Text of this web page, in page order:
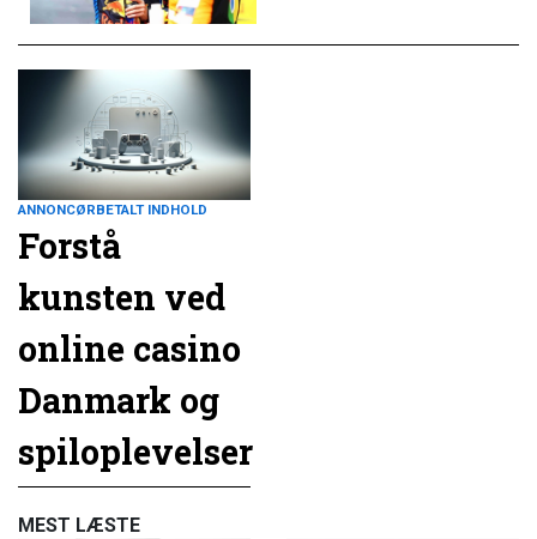
ANNONCØRBETALT INDHOLD
Forstå
kunsten ved
online casino
Danmark og
spiloplevelser
MEST LÆSTE